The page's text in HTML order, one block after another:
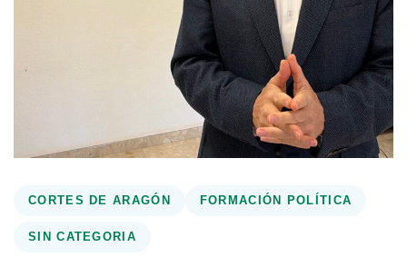
CORTES DE ARAGÓN FORMACIÓN POLÍTICA
SIN CATEGORIA